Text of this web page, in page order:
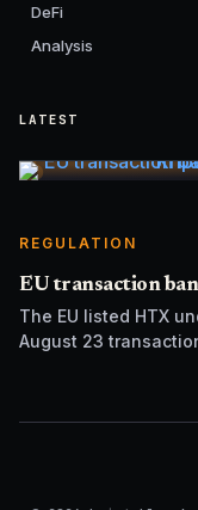
DeFi
Analysis
LATEST
REGULATION
EU transaction
The EU listed HTX
August 23